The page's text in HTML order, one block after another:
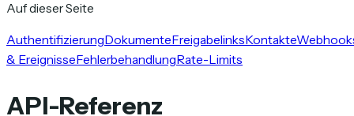
Auf dieser Seite
AuthentifizierungDokumenteFreigabelinksKontakte
& EreignisseFehlerbehandlungRate-Limits
API-Referenz